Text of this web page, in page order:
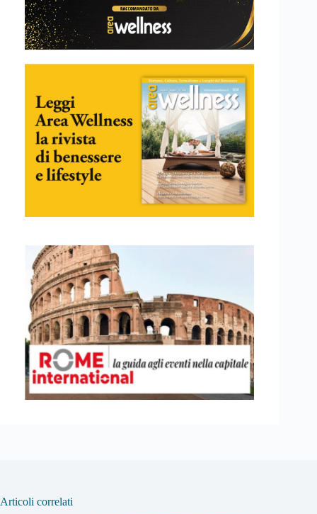
Articoli correlati